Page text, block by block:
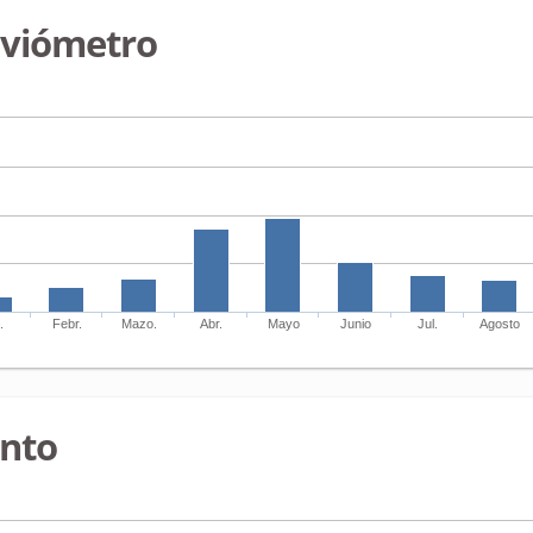
Febr. Mazo. Abr. Mayo Junio Jul. Agosto